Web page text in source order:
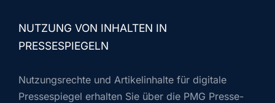
NUTZUNG VON INHALTEN IN
PRESSESPIEGELN
Nutzungsrechte und Artikelinhalte für digitale
Pressespiegel erhalten Sie über die PMG Presse-